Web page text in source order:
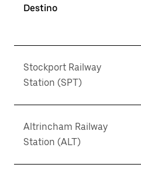
Destino
Stockport Railway
Station (SPT)
Altrincham Railway
Station (ALT)